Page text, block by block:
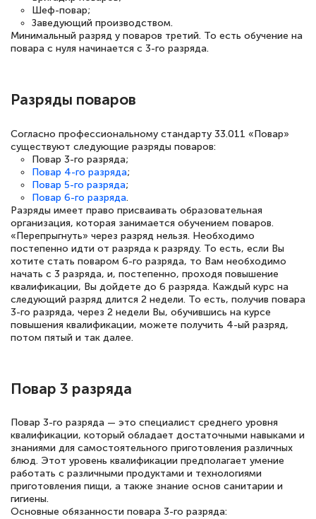
повышени каалификации по
специальности «Тренер-преподаватель
по тяжелой атлетике»! Хочется
специалисты, ответили на все
двух…
Светлана К
Знаток города 7 уровня
10 марта 2026
Оставила заявку на обучение онлайн, мне
быстро ответили, разъяснили все детали.
Обучение понравилось: огромное
количество тематической литературы,
прохождения курса, удобная система
аттестации, проблем не возникло ни на
каком этапе…
Шеф-повар;
Заведующий производством.
Минимальный разряд у поваров третий. То есть обучение на
повара с нуля начинается с 3-го разряда.
Разряды поваров
Согласно профессиональному стандарту 33.011 «Повар»
существуют следующие разряды поваров:
Повар 3-го разряда;
Повар 4-го разряда;
Повар 5-го разряда;
Повар 6-го разряда.
Разряды имеет право присваивать образовательная
организация, которая занимается обучением поваров.
«Перепрыгнуть» через разряд нельзя. Необходимо
постепенно идти от разряда к разряду. То есть, если Вы
хотите стать поваром 6-го разряда, то Вам необходимо
начать с 3 разряда, и, постепенно, проходя повышение
квалификации, Вы дойдете до 6 разряда. Каждый курс на
следующий разряд длится 2 недели. То есть, получив повара
3-го разряда, через 2 недели Вы, обучившись на курсе
повышения квалификации, можете получить 4-ый разряд,
потом пятый и так далее.
Повар 3 разряда
Повар 3-го разряда — это специалист среднего уровня
квалификации, который обладает достаточными навыками и
знаниями для самостоятельного приготовления различных
блюд. Этот уровень квалификации предполагает умение
работать с различными продуктами и технологиями
приготовления пищи, а также знание основ санитарии и
гигиены.
Основные обязанности повара 3-го разряда: